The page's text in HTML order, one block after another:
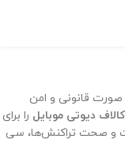
صورت قانونی و امن
دیوتی موبایل را برای
و صحت تراکنش‌ها، سی